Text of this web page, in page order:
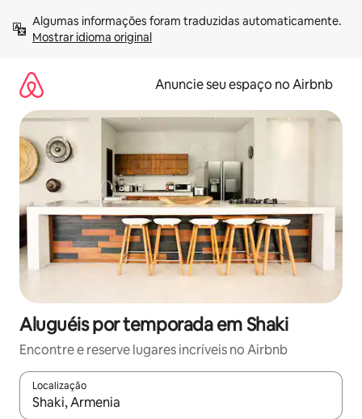
para
Mostrar idioma original
Anuncie seu espaço no Airbnb
Aluguéis por temporada em Shaki
Encontre e reserve lugares incríveis no Airbnb
Localização
Quando os resultados estiverem disponíveis, explore-os